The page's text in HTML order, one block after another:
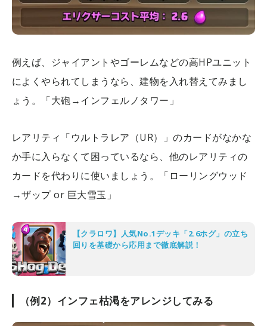
例えば、ジャイアントやゴーレムなどの高HPユニット
によくやられてしまうなら、建物を入れ替えてみまし
ょう。「大砲→インフェルノタワー」
レアリティ「ウルトラレア（UR）」のカードがなかな
か手に入らなくて困っているなら、他のレアリティの
カードを代わりに使いましょう。「ローリングウッド
→ザップ or 巨大雪玉」
【クラロワ】人気No.1デッキ「2.6ホグ」の立ち
回りを基礎から応用まで徹底解説！
（例2）インフェ枯渇をアレンジしてみる